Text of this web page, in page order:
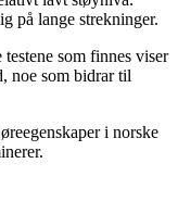
på lange strekninger.
som finnes viser
noe som bidrar til
i norske